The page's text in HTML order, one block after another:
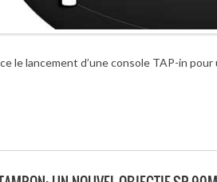
le lancement d’une console TAP-in